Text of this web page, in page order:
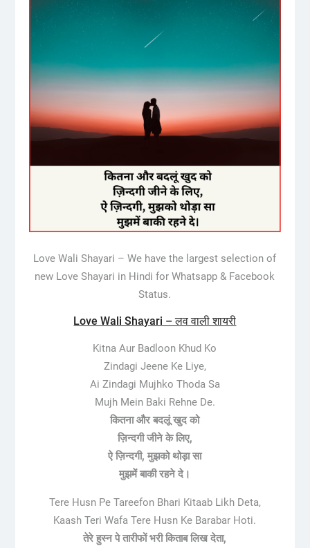
Love Wali Shayari – We have the largest selection of
new Love Shayari in Hindi for Whatsapp & Facebook
Status.
Love Wali Shayari – लव वाली शायरी
Kitna Aur Badloon Khud Ko
Zindagi Jeene Ke Liye,
Ai Zindagi Mujhko Thoda Sa
Mujh Mein Baki Rehne De.
कितना और बदलूं खुद को
ज़िन्दगी जीने के लिए,
ऐ ज़िन्दगी, मुझको थोड़ा सा
मुझमें बाकी रहने दे।
Tere Husn Pe Tareefon Bhari Kitaab Likh Deta,
Kaash Teri Wafa Tere Husn Ke Barabar Hoti.
तेरे हुस्न पे तारीफों भरी किताब लिख देता,